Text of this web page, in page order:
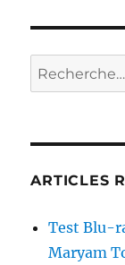
Recherche
pour :
ARTICLES
Test Blu-
Maryam